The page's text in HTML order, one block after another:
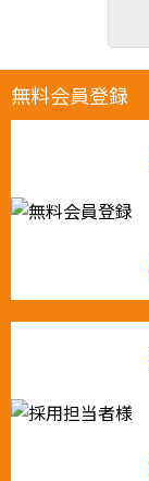
無料会員登録